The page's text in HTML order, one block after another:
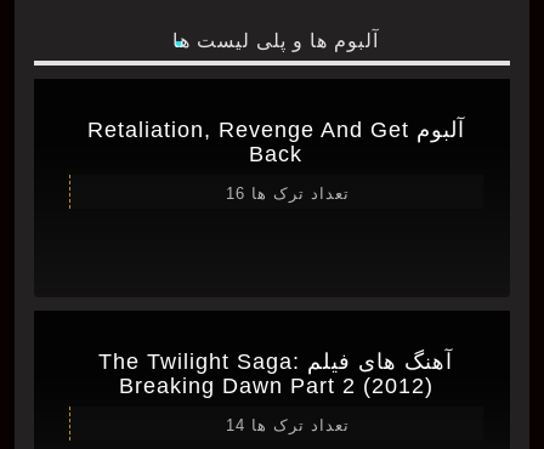
آلبوم ها و پلی لیست ها
آلبوم Retaliation, Revenge And Get
Back
تعداد ترک ها 16
آهنگ های فیلم The Twilight Saga:
Breaking Dawn Part 2 (2012)
تعداد ترک ها 14